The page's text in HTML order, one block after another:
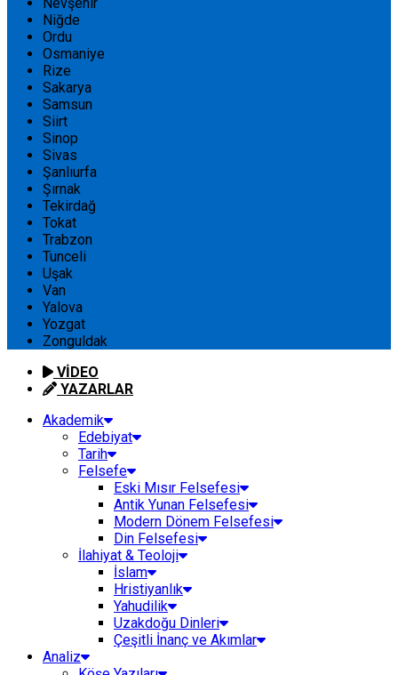
Niğde
Ordu
Osmaniye
Rize
Sakarya
Samsun
Siirt
Sinop
Sivas
Şanlıurfa
Şırnak
Tekirdağ
Tokat
Trabzon
Tunceli
Uşak
Van
Yalova
Yozgat
Zonguldak
VİDEO
YAZARLAR
Akademik
Edebiyat
Tarih
Felsefe
Eski Mısır Felsefesi
Antik Yunan Felsefesi
Modern Dönem Felsefesi
Din Felsefesi
İlahiyat & Teoloji
İslam
Hristiyanlık
Yahudilik
Uzakdoğu Dinleri
Çeşitli İnanç ve Akımlar
Analiz